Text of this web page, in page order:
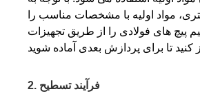
مواد اولیه با مشخصات مناسب را
پیچ های فولادی را از طریق تجهیزات
2. فرآیند تسطیح